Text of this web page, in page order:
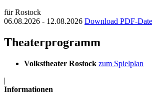
für Rostock
06.08.2026 - 12.08.2026 Download PDF-
Theaterprogramm
Volkstheater Rostock zum Spielplan
|
Informationen